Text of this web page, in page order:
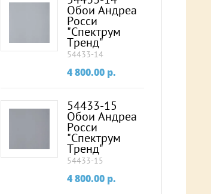
Обои Андреа
Росси
"Спектрум
Тренд"
54433-14
4 800.00 p.
54433-15
Обои Андреа
Росси
"Спектрум
Тренд"
54433-15
4 800.00 p.